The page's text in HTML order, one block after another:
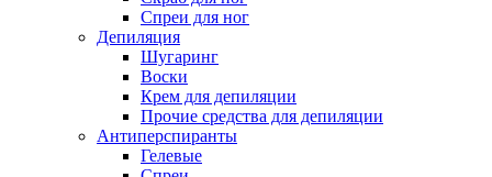
Спреи для ног
Депиляция
Шугаринг
Воски
Крем для депиляции
Прочие средства для депиляции
Антиперспиранты
Гелевые